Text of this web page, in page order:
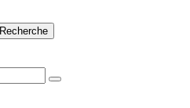
Recherche